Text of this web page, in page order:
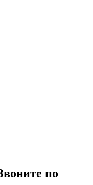
по